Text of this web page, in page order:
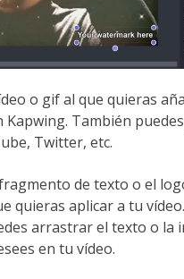
o gif al que quieras
Kapwing. También
Twitter, etc.
de texto o el
quieras aplicar a tu
arrastrar el texto o la
en tu vídeo.